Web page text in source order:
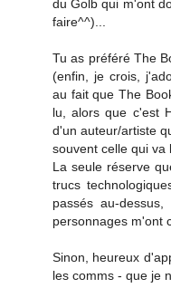
du Golb qui m'ont
faire^^)...
Tu as préféré The
(enfin, je crois,
au fait que The
lu, alors que c'est
d'un auteur/artiste
souvent celle qui va
La seule réserve
trucs
passés au-
personnages m'ont
Sinon, heureux
les comms - que je